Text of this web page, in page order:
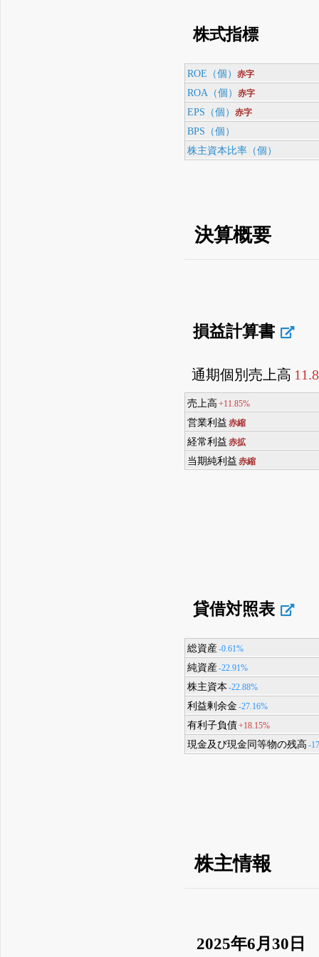
株式指標
ROE（個）赤字
ROA（個）赤字
EPS（個）赤字
BPS（個）
株主資本比率（個）
決算概要
損益計算書
通期個別売上高
売上高 +11.85%
営業利益 赤縮
経常利益 赤拡
当期純利益 赤縮
貸借対照表
総資産-0.61%
純資産-22.91%
株主資本 -22.88%
利益剰余金 -27.16%
有利子負債+18.15%
現金及び現金同等物の残高 -
株主情報
2025年6月30日